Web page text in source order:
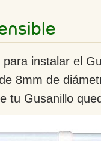
instalar el
8mm de
tu Gusanillo